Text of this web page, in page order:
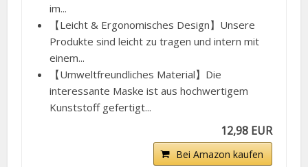
im...
【Leicht & Ergonomisches Design】Unsere
Produkte sind leicht zu tragen und intern mit
einem...
【Umweltfreundliches Material】Die
interessante Maske ist aus hochwertigem
Kunststoff gefertigt...
12,98 EUR
Bei Amazon kaufen